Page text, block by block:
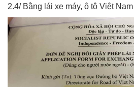
2.4/ Bằng lái xe máy, ô tô Việt